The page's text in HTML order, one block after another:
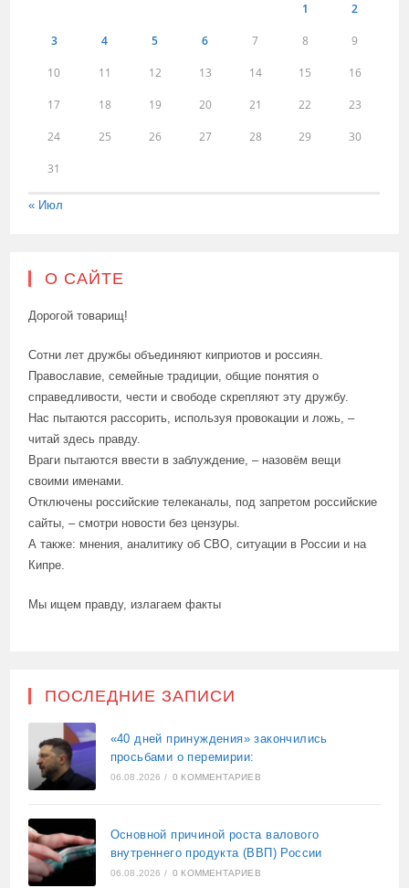
1 2
3 4 5 6 7 8 9
10 11 12 13 14 15 16
17 18 19 20 21 22 23
24 25 26 27 28 29 30
31
« Июл
О САЙТЕ
Дорогой товарищ!
Сотни лет дружбы объединяют киприотов и россиян.
Православие, семейные традиции, общие понятия о
справедливости, чести и свободе скрепляют эту дружбу.
Нас пытаются рассорить, используя провокации и ложь, –
читай здесь правду.
Враги пытаются ввести в заблуждение, – назовём вещи
своими именами.
Отключены российские телеканалы, под запретом российские
сайты, – смотри новости без цензуры.
А также: мнения, аналитику об СВО, ситуации в России и на
Кипре.
Мы ищем правду, излагаем факты
ПОСЛЕДНИЕ ЗАПИСИ
«40 дней принуждения» закончились
просьбами о перемирии:
06.08.2026 / 0 КОММЕНТАРИЕВ
Основной причиной роста валового
внутреннего продукта (ВВП) России
06.08.2026 / 0 КОММЕНТАРИЕВ